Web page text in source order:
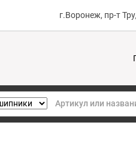
г.Воронеж, пр-т